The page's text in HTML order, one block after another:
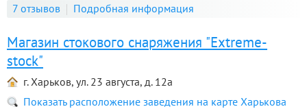
7 отзывов Подробная информация
Магазин стокового снаряжения "Extreme-
stock"
г. Харьков, ул. 23 августа, д. 12а
Показать расположение заведения на карте Харькова